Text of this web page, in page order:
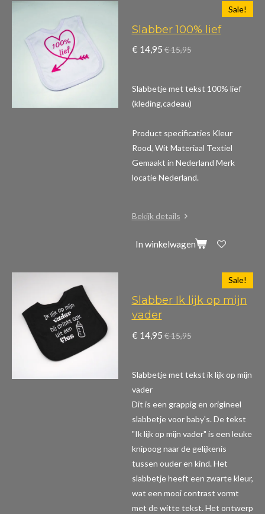
Sale!
Slabber 100% lief
€ 14,95 € 15,95
Slabbetje met tekst 100% lief
(kleding,cadeau)
Product specificaties Kleur
Rood, Wit Materiaal Textiel
Gemaakt in Nederland Merk
locatie Nederland.
Bekijk details
In winkelwagen
Sale!
Slabber Ik lijk op mijn
vader
€ 14,95 € 15,95
Slabbetje met tekst ik lijk op mijn
vader
Dit is een grappig en origineel
slabbetje voor baby's. De tekst
"Ik lijk op mijn vader" is een leuke
knipoog naar de gelijkenis
tussen ouder en kind. Het
slabbetje heeft een zwarte kleur,
wat een mooi contrast vormt
met de witte tekst. Het ontwerp